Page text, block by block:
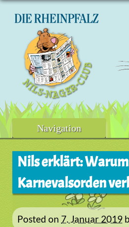
Skip
Navigation
Nils erklärt:
Karnevalsorden
Posted on 7. Januar 2019